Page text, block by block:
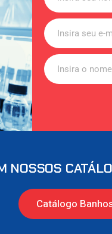
NOSSOS
Catálogo